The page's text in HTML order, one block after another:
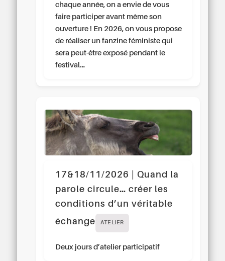
chaque année, on a envie de vous
faire participer avant même son
ouverture ! En 2026, on vous propose
de réaliser un fanzine féministe qui
sera peut-être exposé pendant le
festival…
17&18/11/2026 | Quand la
parole circule… créer les
conditions d’un véritable
échange
ATELIER
Deux jours d’atelier participatif